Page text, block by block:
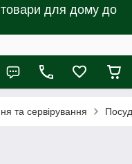
для дому до
та сервірування